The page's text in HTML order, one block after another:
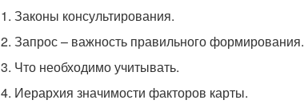
1. Законы консультирования.
2. Запрос – важность правильного формирования.
3. Что необходимо учитывать.
4. Иерархия значимости факторов карты.